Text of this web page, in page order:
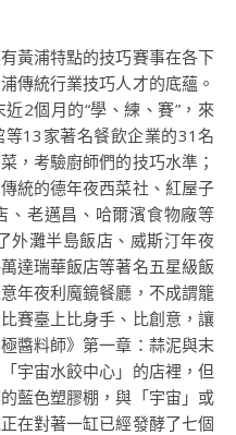
浦特點的技巧賽事在各下
傳統行業技巧人才的底蘊。
2個月的“學、練、賽”，來
13家著名餐飲企業的31名
，考驗廚師們的技巧水準；
統的德年夜西菜社、紅屋子
、老邁昌、哈爾濱食物廠等
外灘半島飯店、威斯汀年夜
達瑞華飯店等著名五星級飯
年夜利魔鏡餐廳，不成謂籠
賽臺上比身手、比創意，讓
醬料師》第一章：蒜泥與末
宇宙水餃中心」的店裡，但
藍色塑膠棚，與「宇宙」或
在對著一缸已經發酵了七個